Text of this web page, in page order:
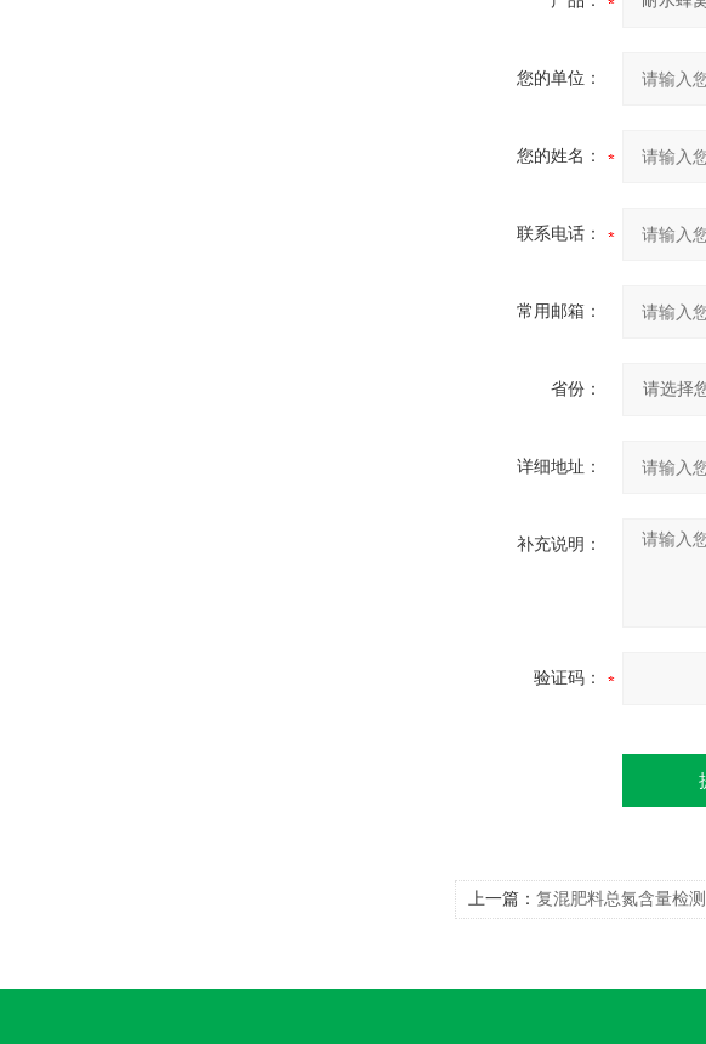
您的单位：
您的姓名：
联系电话：
常用邮箱：
省份：
详细地址：
补充说明：
验证码：
上一篇： 复混肥料总氮含量检测